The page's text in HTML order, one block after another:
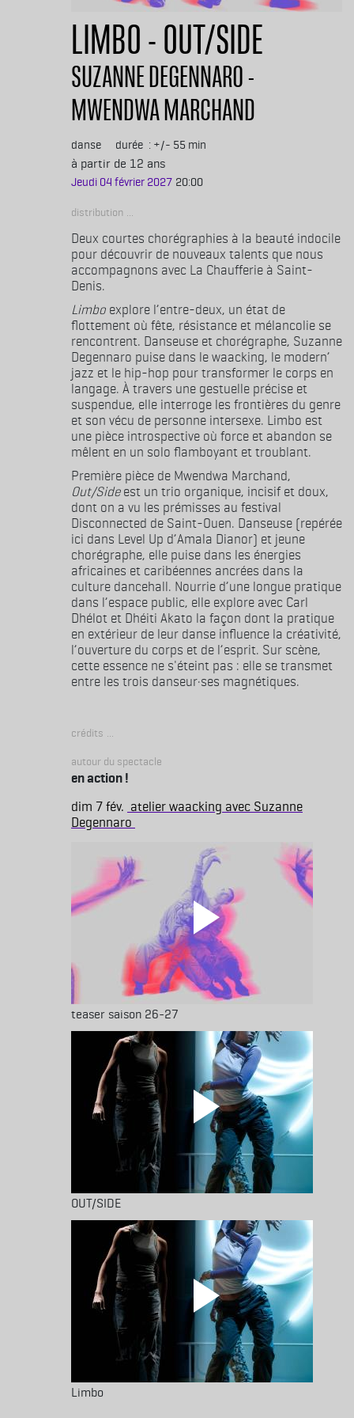
LIMBO - OUT/SIDE
SUZANNE DEGENNARO -
MWENDWA MARCHAND
danse durée +/- 55 min
à partir de 12 ans
Jeudi 04 février 2027 20:00
Distribution
Deux courtes chorégraphies à la beauté indocile
pour découvrir de nouveaux talents que nous
accompa­gnons avec La Chaufferie à Saint-
Denis.
Limbo explore l’entre-deux, un état de
flottement où fête, résistance et mélancolie se
rencontrent. Danseuse et chorégraphe, Suzanne
Degennaro puise dans le waacking, le modern’
jazz et le hip-hop pour transformer le corps en
langage. À travers une gestuelle précise et
suspendue, elle interroge les frontières du genre
et son vécu de personne intersexe. Limbo est
une pièce introspective où force et abandon se
mêlent en un solo flamboyant et troublant.
Première pièce de Mwendwa Marchand,
Out/Sideest un trio organique, incisif et doux,
dont on a vu les prémisses au festival
Disconnected de Saint-Ouen. Danseuse (repérée
ici dans Level Up d’Amala Dianor) et jeune
chorégraphe, elle puise dans les énergies
africaines et caribéennes ancrées dans la
culture dancehall. Nourrie d’une longue pratique
dans l’espace public, elle explore avec Carl
Dhélot et Dhéiti Akato la façon dont la pratique
en extérieur de leur danse influence la créativité,
l’ouverture du corps et de l’esprit. Sur scène,
cette essence ne s'éteint pas : elle se transmet
entre les trois danseur·ses magnétiques.
Crédits
Autour du spectacle
en action !
dim 7 fév. atelier waacking avec Suzanne
Degennaro
teaser saison 26-27
OUT/SIDE
Limbo